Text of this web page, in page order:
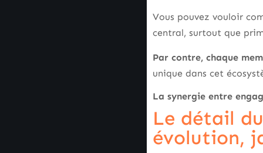
Vous pouvez vouloir
central, surtout que
Par contre, chaque
unique dans cet
La synergie entre
Le détail
évolution,